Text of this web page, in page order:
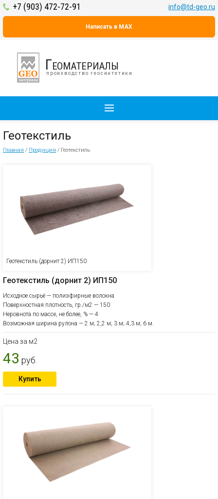
+7 (903) 472-72-91 info@td-geo.ru
Написать в MAX
Геоматериалы
производство геосинтетики
Геотекстиль
Главная / Продукция / Геотекстиль
Геотекстиль (дорнит 2) ИП150
Геотекстиль (дорнит 2) ИП150
Исходное сырьё — полиэфирные волокна
Поверхностная плотность, гр./м2 — 150
Неровнота по массе, не более, % — 4
Возможная ширина рулона — 2 м; 2,2 м; 3 м; 4,3 м; 6 м.
Цена за м2
43 руб.
Купить